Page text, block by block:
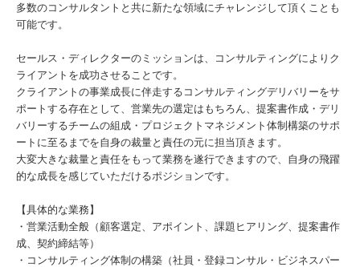
多数のコンサルタントと共に新たな領域にチャレンジして頂くことも
可能です。
セールス・ディレクターのミッションは、コンサルティングによりク
ライアントを成功させることです。
クライアントの事業成長に伴走するコンサルティングデリバリーをサ
ポートする存在として、営業先の選定はもちろん、提案書作成・デリ
バリーするチームの組成・プロジェクトマネジメント体制構築のサポ
ートに至るまでを自身の裁量と責任の元に担当頂きます。
大変大きな裁量と責任をもって業務を遂行できますので、自身の飛躍
的な成長を感じていただけるポジションです。
【具体的な業務】
・営業活動全般（顧客選定、アポイント、課題ヒアリング、提案書作
成、契約締結等）
・コンサルティング体制の構築（社員・登録コンサル・ビジネスパー